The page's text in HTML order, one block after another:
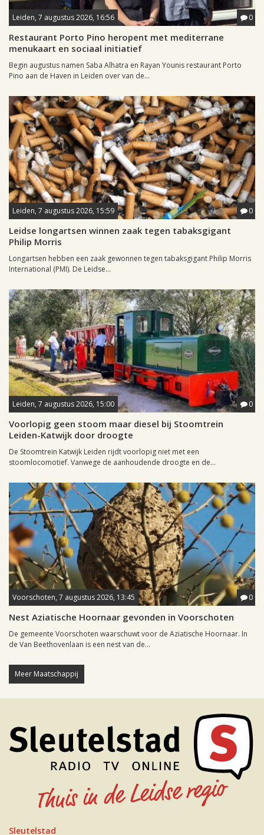
Leiden, 7 augustus 2026, 16:56 0
Restaurant Porto Pino heropent met mediterrane
menukaart en sociaal initiatief
Begin augustus namen Saba Alhatra en Rayan Younis restaurant Porto
Pino aan de Haven in Leiden over van de...
Leiden, 7 augustus 2026, 15:59 0
Leidse longartsen winnen zaak tegen tabaksgigant
Philip Morris
Longartsen hebben een zaak gewonnen tegen tabaksgigant Philip Morris
International (PMI). De Leidse...
Leiden, 7 augustus 2026, 15:00 0
Voorlopig geen stoom maar diesel bij Stoomtrein
Leiden-Katwijk door droogte
De Stoomtrein Katwijk Leiden rijdt voorlopig niet met een
stoomlocomotief. Vanwege de aanhoudende droogte en de...
Voorschoten, 7 augustus 2026, 13:45 0
Nest Aziatische Hoornaar gevonden in Voorschoten
De gemeente Voorschoten waarschuwt voor de Aziatische Hoornaar. In
de Van Beethovenlaan is een nest van de...
Meer Maatschappij
Sleutelstad